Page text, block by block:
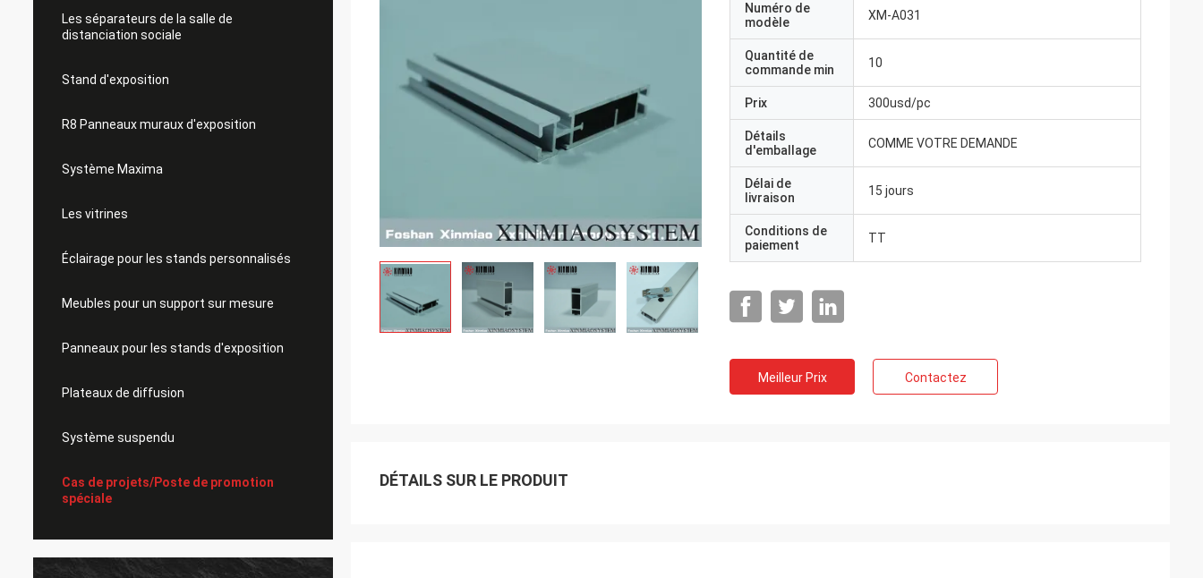
Les séparateurs de la salle de
distanciation sociale
Stand d'exposition
R8 Panneaux muraux d'exposition
Système Maxima
Les vitrines
Éclairage pour les stands personnalisés
Meubles pour un support sur mesure
Panneaux pour les stands d'exposition
Plateaux de diffusion
Système suspendu
Cas de projets/Poste de promotion
spéciale
Numéro de
modèle
XM-A031
Quantité de
commande min
10
Prix 300usd/pc
Détails
d'emballage
COMME VOTRE DEMANDE
Délai de
livraison
15 jours
Conditions de
paiement
TT
Meilleur Prix Contactez
DÉTAILS SUR LE PRODUIT